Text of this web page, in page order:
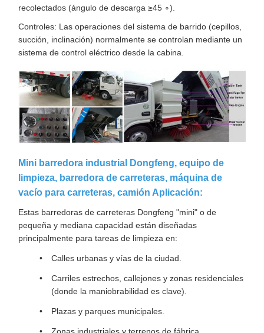
recolectados (ángulo de descarga ≥45 ∘).
Controles: Las operaciones del sistema de barrido (cepillos,
succión, inclinación) normalmente se controlan mediante un
sistema de control eléctrico desde la cabina.
Mini barredora industrial Dongfeng, equipo de
limpieza, barredora de carreteras, máquina de
vacío para carreteras, camión Aplicación:
Estas barredoras de carreteras Dongfeng "mini" o de
pequeña y mediana capacidad están diseñadas
principalmente para tareas de limpieza en:
Calles urbanas y vías de la ciudad.
Carriles estrechos, callejones y zonas residenciales
(donde la maniobrabilidad es clave).
Plazas y parques municipales.